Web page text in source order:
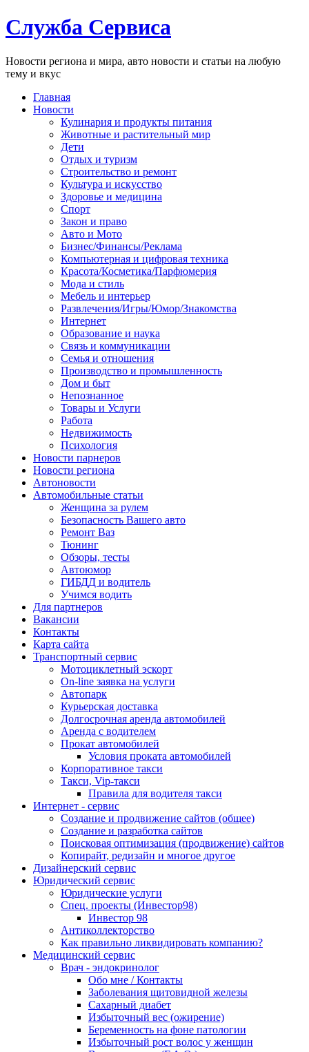
Служба Сервиса
Новости региона и мира, авто новости и статьи на любую
тему и вкус
Главная
Новости
Кулинария и продукты питания
Животные и растительный мир
Дети
Отдых и туризм
Строительство и ремонт
Культура и искусство
Здоровье и медицина
Спорт
Закон и право
Авто и Мото
Бизнес/Финансы/Реклама
Компьютерная и цифровая техника
Красота/Косметика/Парфюмерия
Мода и стиль
Мебель и интерьер
Развлечения/Игры/Юмор/Знакомства
Интернет
Образование и наука
Связь и коммуникации
Семья и отношения
Производство и промышленность
Дом и быт
Непознанное
Товары и Услуги
Работа
Недвижимость
Психология
Новости парнеров
Новости региона
Автоновости
Автомобильные статьи
Женщина за рулем
Безопасность Вашего авто
Ремонт Ваз
Тюнинг
Обзоры, тесты
Автоюмор
ГИБДД и водитель
Учимся водить
Для партнеров
Вакансии
Контакты
Карта сайта
Транспортный сервис
Мотоциклетный эскорт
On-line заявка на услуги
Автопарк
Курьерская доставка
Долгосрочная аренда автомобилей
Аренда с водителем
Прокат автомобилей
Условия проката автомобилей
Корпоративное такси
Такси, Vip-такси
Правила для водителя такси
Интернет - сервис
Создание и продвижение сайтов (общее)
Создание и разработка сайтов
Поисковая оптимизация (продвижение) сайтов
Копирайт, редизайн и многое другое
Дизайнерский сервис
Юридический сервис
Юридические услуги
Спец. проекты (Инвестор98)
Инвестор 98
Антиколлекторство
Как правильно ликвидировать компанию?
Медицинский сервис
Врач - эндокринолог
Обо мне / Контакты
Заболевания щитовидной железы
Сахарный диабет
Избыточный вес (ожирение)
Беременность на фоне патологии
Избыточный рост волос у женщин